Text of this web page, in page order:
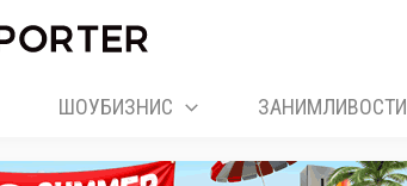
ШОУБИЗНИС ЗАНИМЛИВОСТИ